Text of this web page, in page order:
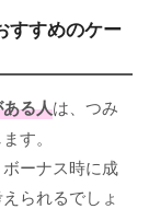
すすめのケー
る人は、つみ
す。
ーナス時に成
られるでしょ